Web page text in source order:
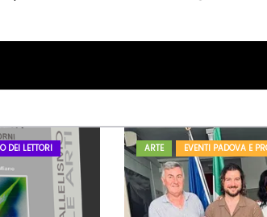
DEI LETTORI ARTE EVENTI PADOVA E